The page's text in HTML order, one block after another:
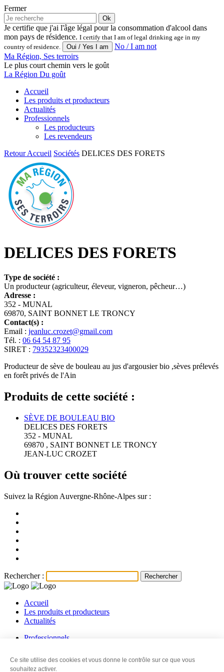
Fermer
Ok
Je certifie que j'ai l'âge légal pour la consommation d'alcool dans
mon pays de résidence. I certify that I am of legal drinking age in my
country of residence.
No / I am not
Ma Région, Ses terroirs
Le plus court chemin vers le goût
La Région Du goût
Accueil
Les produits et producteurs
Actualités
Professionnels
Les producteurs
Les revendeurs
RetourAccueil Sociétés DELICES DES FORETS
DELICES DES FORETS
Type de société :
Un producteur (agriculteur, éleveur, vigneron, pêcheur…)
Adresse :
352 - MUNAL
69870, SAINT BONNET LE TRONCY
Contact(s) :
Email : jeanluc.crozet@gmail.com
Tél. : 06 64 54 87 95
SIRET : 79352323400029
Producteur de sève de bouleau au jus d'argousier bio ,sèves prélevés
en forêt privés de l'Ain
Produits de cette société :
SÈVE DE BOULEAU BIO
DELICES DES FORETS
352 - MUNAL
69870 , SAINT BONNET LE TRONCY
JEAN-LUC CROZET
Où trouver cette société
Suivez la Région Auvergne-Rhône-Alpes sur :
Rechercher :
Accueil
Les produits et producteurs
Actualités
Professionnels
Les revendeurs
Contact
Ce site utilise des cookies et vous donne le contrôle sur ce que vous
souhaitez activer.